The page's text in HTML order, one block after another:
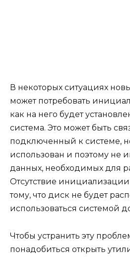
В некоторых ситуациях
может потребовать
как на него будет
система. Это может быть
подключенный к системе,
использован и поэтому не
данных, необходимых для
Отсутствие
тому, что диск не будет
использоваться системой
Чтобы устранить эту
понадобиться открыть